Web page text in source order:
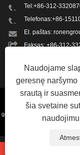
Tel:+86-312-
Telefonas:+86-
El. paštas:
Faksas: +86-312-
Autoriaus teisės © 2023
gamybos mašina, sraigtų
saugomos.
Naudojame
geresnę
srautą ir
šia svetaine